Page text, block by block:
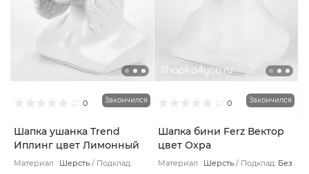
0 Закончился
Шапка ушанка Trend
Иплинг цвет Лимонный
светлый размер UNI
Материал : Шерсть
Подклад:
0 Закончился
Шапка бини Ferz Вектор
цвет Охра
Материал : Шерсть Подклад: Без